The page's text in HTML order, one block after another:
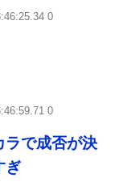
0
0
ラで成否が決
ぎ